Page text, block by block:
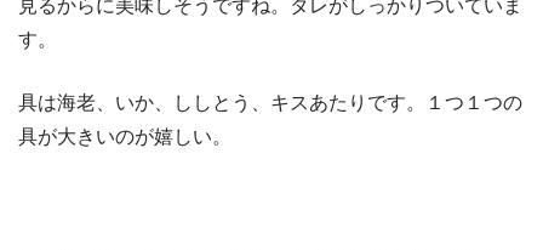
見るからに美味しそうですね。タレがしっかりついていま
す。
具は海老、いか、ししとう、キスあたりです。１つ１つの
具が大きいのが嬉しい。